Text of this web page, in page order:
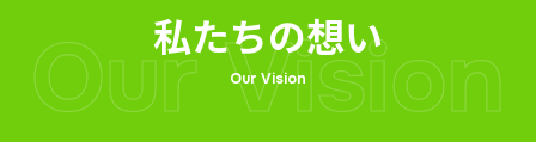
Our Vision
私たちの想い
Our Vision